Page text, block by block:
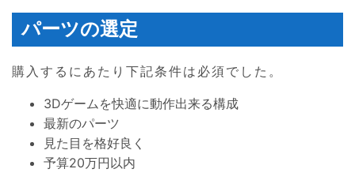
パーツの選定
購入するにあたり下記条件は必須でした。
3Dゲームを快適に動作出来る構成
最新のパーツ
見た目を格好良く
予算20万円以内